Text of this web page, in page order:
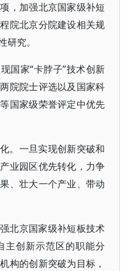
，加强北京国家级补短
院北京分院建设相关规
究。
国家“卡脖子”技术创新
院院士评选以及国家科
国家级荣誉评定中优先
。一旦实现创新突破和
业园区优先转化，力争
、壮大一个产业、带动
北京国家级补短板技术
主创新示范区的职能分
构的创新突破为目标，